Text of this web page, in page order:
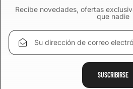
Recibe novedades, ofertas
que nadie